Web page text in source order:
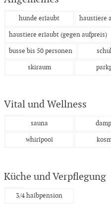
hunde erlaubt haustiere
haustiere erlaubt (gegen aufpreis)
busse bis 50 personen
skiraum
Vital und Wellness
sauna
whirlpool
Küche und Verpflegung
3/4 halbpension